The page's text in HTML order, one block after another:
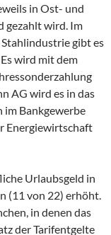
in Ost- und
gezahlt wird. Im
gibt es
wird mit dem
AG wird es in das
im Bankgewerbe
Energiewirtschaft
Urlaubsgeld in
(11 von 22) erhöht.
in denen das
der Tarifentgelte